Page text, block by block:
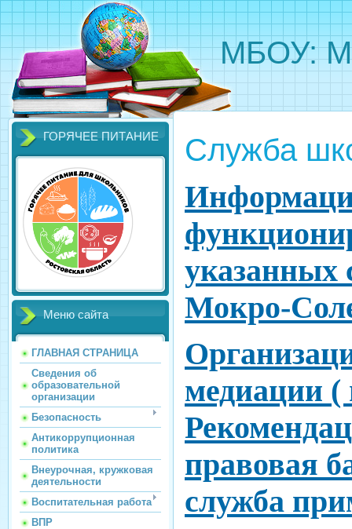
МБОУ:
ГОРЯЧЕЕ ПИТАНИЕ
Меню сайта
ГЛАВНАЯ СТРАНИЦА
Сведения об
образовательной
организации
Безопасность
Антикоррупционная
политика
Внеурочная, кружковая
деятельности
Воспитательная работа
ВПР
Служба
Мокро-
медиации
правовая
служба